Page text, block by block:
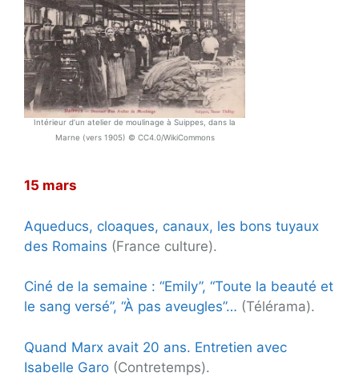
Intérieur d’un atelier de moulinage à Suippes, dans la
Marne (vers 1905) © CC4.0/WikiCommons
15 mars
Aqueducs, cloaques, canaux, les bons tuyaux
des Romains (France culture).
Ciné de la semaine : “Emily”, “Toute la beauté et
le sang versé”, “À pas aveugles”… (Télérama).
Quand Marx avait 20 ans. Entretien avec
Isabelle Garo (Contretemps).